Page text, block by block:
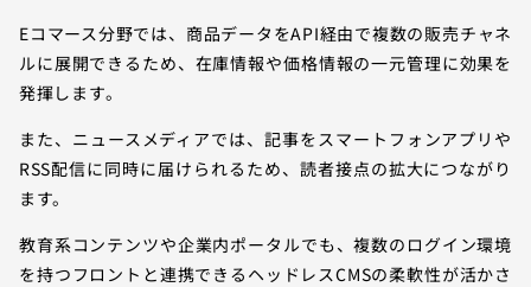
Eコマース分野では、商品データをAPI経由で複数の販売チャネ
ルに展開できるため、在庫情報や価格情報の一元管理に効果を
発揮します。
また、ニュースメディアでは、記事をスマートフォンアプリや
RSS配信に同時に届けられるため、読者接点の拡大につながり
ます。
教育系コンテンツや企業内ポータルでも、複数のログイン環境
を持つフロントと連携できるヘッドレスCMSの柔軟性が活かさ